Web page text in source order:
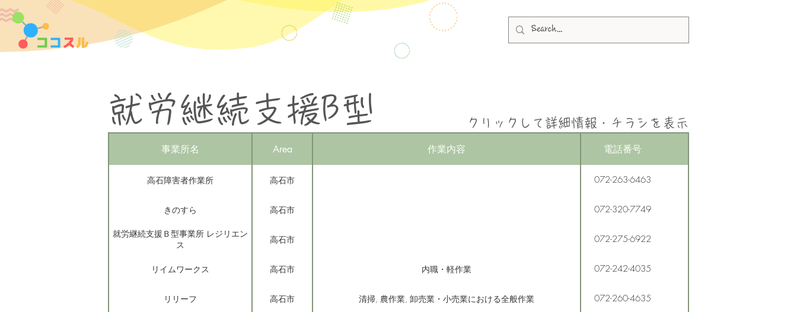
就労継続支援B型
事業所名 Area 作業内容 電話番号
高石障害者作業所 高石市 072-263-6463
きのすら 高石市 072-320-7749
就労継続支援Ｂ型事業所 レジリエン
ス
高石市 072-275-6922
リイムワークス 高石市 内職・軽作業 072-242-4035
リリーフ 高石市 清掃, 農作業, 卸売業・小売業における全般作業 072-260-4635
クリックして詳細情報・チラシを表示